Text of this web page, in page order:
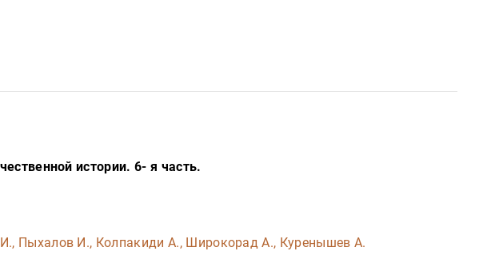
истории. 6- я часть.
Пыхалов И., Колпакиди А., Широкорад А., Куренышев А.